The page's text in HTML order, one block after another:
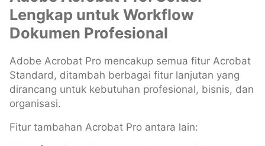
Lengkap untuk Workflow
Dokumen Profesional
Adobe Acrobat Pro mencakup semua fitur Acrobat
Standard, ditambah berbagai fitur lanjutan yang
dirancang untuk kebutuhan profesional, bisnis, dan
organisasi.
Fitur tambahan Acrobat Pro antara lain: